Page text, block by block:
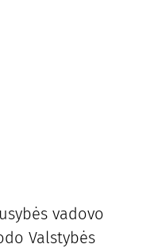
vadovo
Valstybės